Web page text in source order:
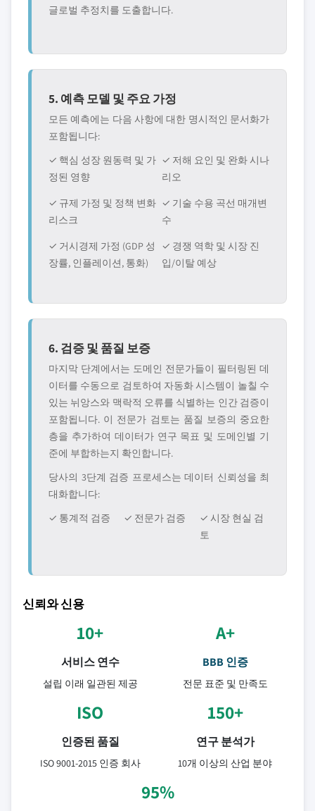
글로벌 추정치를 도출합니다.
5. 예측 모델 및 주요 가정
모든 예측에는 다음 사항에 대한 명시적인 문서화가
포함됩니다:
✓ 핵심 성장 원동력 및 가
정된 영향
✓ 저해 요인 및 완화 시나
리오
✓ 규제 가정 및 정책 변화
리스크
✓ 기술 수용 곡선 매개변
수
✓ 거시경제 가정 (GDP 성
장률, 인플레이션, 통화)
✓ 경쟁 역학 및 시장 진
입/이탈 예상
6. 검증 및 품질 보증
마지막 단계에서는 도메인 전문가들이 필터링된 데
이터를 수동으로 검토하여 자동화 시스템이 놀칠 수
있는 뉘앙스와 맥락적 오류를 식별하는 인간 검증이
포함됩니다. 이 전문가 검토는 품질 보증의 중요한
층을 추가하여 데이터가 연구 목표 및 도메인별 기
준에 부합하는지 확인합니다.
당사의 3단계 검증 프로세스는 데이터 신뢰성을 최
대화합니다:
✓ 통계적 검증
✓ 전문가 검증
✓ 시장 현실 검
토
신뢰와 신용
10+
서비스 연수
설립 이래 일관된 제공
A+
BBB 인증
전문 표준 및 만족도
ISO
인증된 품질
ISO 9001-2015 인증 회사
150+
연구 분석가
10개 이상의 산업 분야
95%